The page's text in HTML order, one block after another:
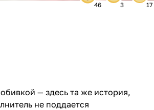
46 3 17
— здесь та же история,
не поддается